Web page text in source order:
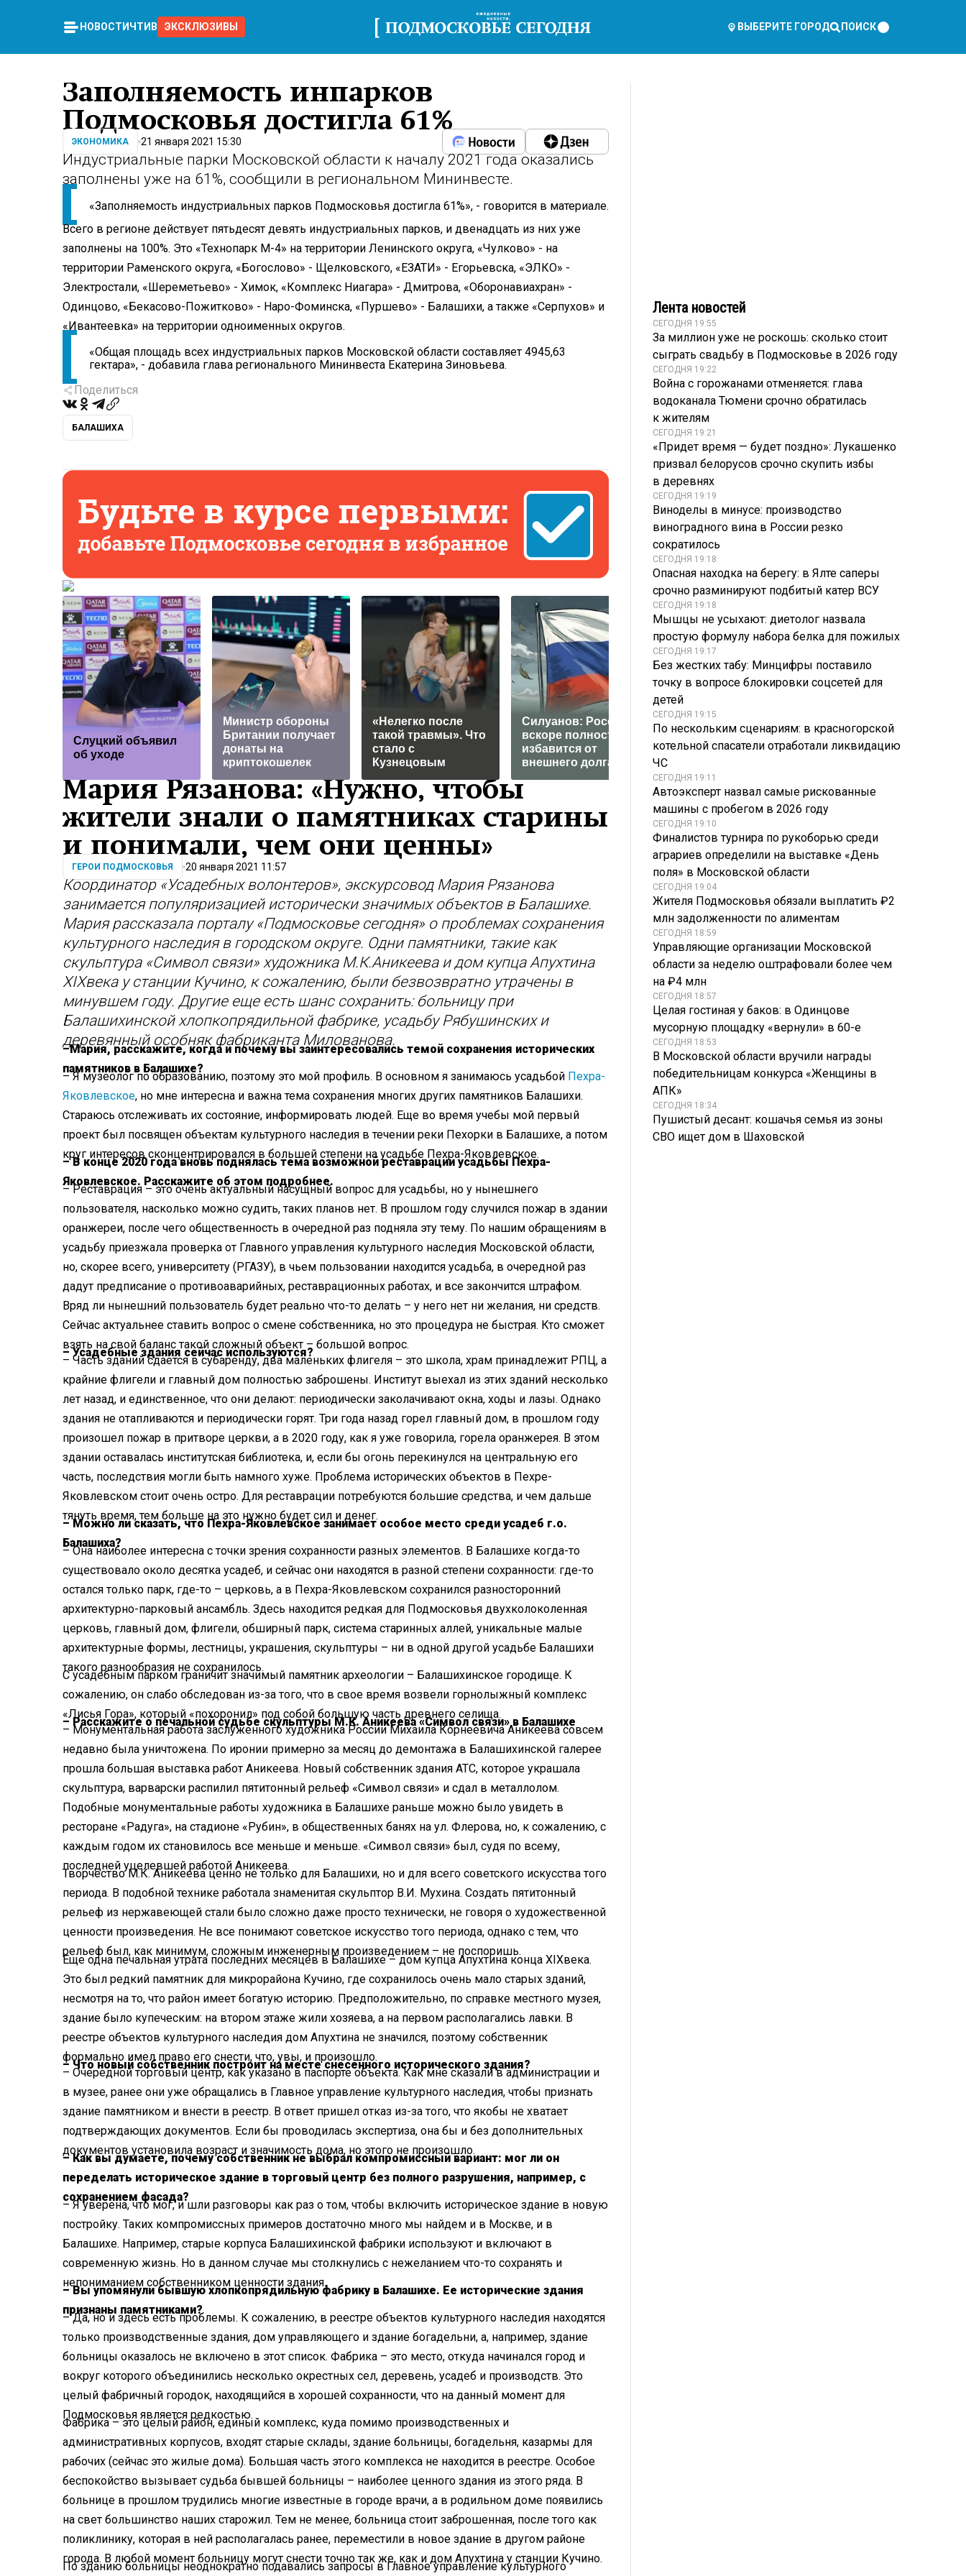
НОВОСТИ ЧТИВО ЭКСКЛЮЗИВЫ ВЫБЕРИТЕ ГОРОД ПОИСК
Заполняемость инпарков
Подмосковья достигла 61%
ЭКОНОМИКА 21 января 2021 15:30
Индустриальные парки Московской области к началу 2021 года оказались
заполнены уже на 61%, сообщили в региональном Мининвесте.
«Заполняемость индустриальных парков Подмосковья достигла 61%», - говорится в материале.
Всего в регионе действует пятьдесят девять индустриальных парков, и двенадцать из них уже
заполнены на 100%. Это «Технопарк М-4» на территории Ленинского округа, «Чулково» - на
территории Раменского округа, «Богослово» - Щелковского, «ЕЗАТИ» - Егорьевска, «ЭЛКО» -
Электростали, «Шереметьево» - Химок, «Комплекс Ниагара» - Дмитрова, «Оборонавиахран» -
Одинцово, «Бекасово-Пожитково» - Наро-Фоминска, «Пуршево» - Балашихи, а также «Серпухов» и
«Ивантеевка» на территории одноименных округов.
«Общая площадь всех индустриальных парков Московской области составляет 4945,63
гектара», - добавила глава регионального Мининвеста Екатерина Зиновьева.
Поделиться
БАЛАШИХА
Слуцкий объявил
об уходе
Министр обороны
Британии получает
донаты на
криптокошелек
«Нелегко после
такой травмы». Что
стало с
Кузнецовым
Силуанов: Россия
вскоре полностью
избавится от
внешнего долга
Запад готовит
провокации с
«лженаблюдателям
«Двуличные»:
Трамп обрушился с
критикой на
Мария Рязанова: «Нужно, чтобы
жители знали о памятниках старины
и понимали, чем они ценны»
ГЕРОИ ПОДМОСКОВЬЯ 20 января 2021 11:57
Координатор «Усадебных волонтеров», экскурсовод Мария Рязанова
занимается популяризацией исторически значимых объектов в Балашихе.
Мария рассказала порталу «Подмосковье сегодня» о проблемах сохранения
культурного наследия в городском округе. Одни памятники, такие как
скульптура «Символ связи» художника М.К.Аникеева и дом купца Апухтина
XIXвека у станции Кучино, к сожалению, были безвозвратно утрачены в
минувшем году. Другие еще есть шанс сохранить: больницу при
Балашихинской хлопкопрядильной фабрике, усадьбу Рябушинских и
деревянный особняк фабриканта Милованова.
–Мария, расскажите, когда и почему вы заинтересовались темой сохранения исторических
памятников в Балашихе?
– Я музеолог по образованию, поэтому это мой профиль. В основном я занимаюсь усадьбой Пехра-
Яковлевское, но мне интересна и важна тема сохранения многих других памятников Балашихи.
Стараюсь отслеживать их состояние, информировать людей. Еще во время учебы мой первый
проект был посвящен объектам культурного наследия в течении реки Пехорки в Балашихе, а потом
круг интересов сконцентрировался в большей степени на усадьбе Пехра-Яковлевское.
– В конце 2020 года вновь поднялась тема возможной реставрации усадьбы Пехра-
Яковлевское. Расскажите об этом подробнее.
– Реставрация – это очень актуальный насущный вопрос для усадьбы, но у нынешнего
пользователя, насколько можно судить, таких планов нет. В прошлом году случился пожар в здании
оранжереи, после чего общественность в очередной раз подняла эту тему. По нашим обращениям в
усадьбу приезжала проверка от Главного управления культурного наследия Московской области,
но, скорее всего, университету (РГАЗУ), в чьем пользовании находится усадьба, в очередной раз
дадут предписание о противоаварийных, реставрационных работах, и все закончится штрафом.
Вряд ли нынешний пользователь будет реально что-то делать – у него нет ни желания, ни средств.
Сейчас актуальнее ставить вопрос о смене собственника, но это процедура не быстрая. Кто сможет
взять на свой баланс такой сложный объект – большой вопрос.
– Усадебные здания сейчас используются?
– Часть зданий сдается в субаренду, два маленьких флигеля – это школа, храм принадлежит РПЦ, а
крайние флигели и главный дом полностью заброшены. Институт выехал из этих зданий несколько
лет назад, и единственное, что они делают: периодически заколачивают окна, ходы и лазы. Однако
здания не отапливаются и периодически горят. Три года назад горел главный дом, в прошлом году
произошел пожар в притворе церкви, а в 2020 году, как я уже говорила, горела оранжерея. В этом
здании оставалась институтская библиотека, и, если бы огонь перекинулся на центральную его
часть, последствия могли быть намного хуже. Проблема исторических объектов в Пехре-
Яковлевском стоит очень остро. Для реставрации потребуются большие средства, и чем дальше
тянуть время, тем больше на это нужно будет сил и денег.
– Можно ли сказать, что Пехра-Яковлевское занимает особое место среди усадеб г.о.
Балашиха?
– Она наиболее интересна с точки зрения сохранности разных элементов. В Балашихе когда-то
существовало около десятка усадеб, и сейчас они находятся в разной степени сохранности: где-то
остался только парк, где-то – церковь, а в Пехра-Яковлевском сохранился разносторонний
архитектурно-парковый ансамбль. Здесь находится редкая для Подмосковья двухколоколенная
церковь, главный дом, флигели, обширный парк, система старинных аллей, уникальные малые
архитектурные формы, лестницы, украшения, скульптуры – ни в одной другой усадьбе Балашихи
такого разнообразия не сохранилось.
С усадебным парком граничит значимый памятник археологии – Балашихинское городище. К
сожалению, он слабо обследован из-за того, что в свое время возвели горнолыжный комплекс
«Лисья Гора», который «похоронил» под собой большую часть древнего селища.
– Расскажите о печальной судьбе скульптуры М.К. Аникеева «Символ связи» в Балашихе
– Монументальная работа заслуженного художника России Михаила Корнеевича Аникеева совсем
недавно была уничтожена. По иронии примерно за месяц до демонтажа в Балашихинской галерее
прошла большая выставка работ Аникеева. Новый собственник здания АТС, которое украшала
скульптура, варварски распилил пятитонный рельеф «Символ связи» и сдал в металлолом.
Подобные монументальные работы художника в Балашихе раньше можно было увидеть в
ресторане «Радуга», на стадионе «Рубин», в общественных банях на ул. Флерова, но, к сожалению, с
каждым годом их становилось все меньше и меньше. «Символ связи» был, судя по всему,
последней уцелевшей работой Аникеева.
Творчество М.К. Аникеева ценно не только для Балашихи, но и для всего советского искусства того
периода. В подобной технике работала знаменитая скульптор В.И. Мухина. Создать пятитонный
рельеф из нержавеющей стали было сложно даже просто технически, не говоря о художественной
ценности произведения. Не все понимают советское искусство того периода, однако с тем, что
рельеф был, как минимум, сложным инженерным произведением – не поспоришь.
Еще одна печальная утрата последних месяцев в Балашихе – дом купца Апухтина конца XIXвека.
Это был редкий памятник для микрорайона Кучино, где сохранилось очень мало старых зданий,
несмотря на то, что район имеет богатую историю. Предположительно, по справке местного музея,
здание было купеческим: на втором этаже жили хозяева, а на первом располагались лавки. В
реестре объектов культурного наследия дом Апухтина не значился, поэтому собственник
формально имел право его снести, что, увы, и произошло.
– Что новый собственник построит на месте снесенного исторического здания?
– Очередной торговый центр, как указано в паспорте объекта. Как мне сказали в администрации и
в музее, ранее они уже обращались в Главное управление культурного наследия, чтобы признать
здание памятником и внести в реестр. В ответ пришел отказ из-за того, что якобы не хватает
подтверждающих документов. Если бы проводилась экспертиза, она бы и без дополнительных
документов установила возраст и значимость дома, но этого не произошло.
– Как вы думаете, почему собственник не выбрал компромиссный вариант: мог ли он
переделать историческое здание в торговый центр без полного разрушения, например, с
сохранением фасада?
– Я уверена, что мог, и шли разговоры как раз о том, чтобы включить историческое здание в новую
постройку. Таких компромиссных примеров достаточно много мы найдем и в Москве, и в
Балашихе. Например, старые корпуса Балашихинской фабрики используют и включают в
современную жизнь. Но в данном случае мы столкнулись с нежеланием что-то сохранять и
непониманием собственником ценности здания.
– Вы упомянули бывшую хлопкопрядильную фабрику в Балашихе. Ее исторические здания
признаны памятниками?
– Да, но и здесь есть проблемы. К сожалению, в реестре объектов культурного наследия находятся
только производственные здания, дом управляющего и здание богадельни, а, например, здание
больницы оказалось не включено в этот список. Фабрика – это место, откуда начинался город и
вокруг которого объединились несколько окрестных сел, деревень, усадеб и производств. Это
целый фабричный городок, находящийся в хорошей сохранности, что на данный момент для
Подмосковья является редкостью.
Фабрика – это целый район, единый комплекс, куда помимо производственных и
административных корпусов, входят старые склады, здание больницы, богадельня, казармы для
рабочих (сейчас это жилые дома). Большая часть этого комплекса не находится в реестре. Особое
беспокойство вызывает судьба бывшей больницы – наиболее ценного здания из этого ряда. В
больнице в прошлом трудились многие известные в городе врачи, а в родильном доме появились
на свет большинство наших старожил. Тем не менее, больница стоит заброшенная, после того как
поликлинику, которая в ней располагалась ранее, переместили в новое здание в другом районе
города. В любой момент больницу могут снести точно так же, как и дом Апухтина у станции Кучино.
По зданию больницы неоднократно подавались запросы в Главное управление культурного
Лента новостей
СЕГОДНЯ 19:55
За миллион уже не роскошь: сколько стоит
сыграть свадьбу в Подмосковье в 2026 году
СЕГОДНЯ 19:22
Война с горожанами отменяется: глава
водоканала Тюмени срочно обратилась
к жителям
СЕГОДНЯ 19:21
«Придет время — будет поздно»: Лукашенко
призвал белорусов срочно скупить избы
в деревнях
СЕГОДНЯ 19:19
Виноделы в минусе: производство
виноградного вина в России резко
сократилось
СЕГОДНЯ 19:18
Опасная находка на берегу: в Ялте саперы
срочно разминируют подбитый катер ВСУ
СЕГОДНЯ 19:18
Мышцы не усыхают: диетолог назвала
простую формулу набора белка для пожилых
СЕГОДНЯ 19:17
Без жестких табу: Минцифры поставило
точку в вопросе блокировки соцсетей для
детей
СЕГОДНЯ 19:15
По нескольким сценариям: в красногорской
котельной спасатели отработали ликвидацию
ЧС
СЕГОДНЯ 19:11
Автоэксперт назвал самые рискованные
машины с пробегом в 2026 году
СЕГОДНЯ 19:10
Финалистов турнира по рукоборью среди
аграриев определили на выставке «День
поля» в Московской области
СЕГОДНЯ 19:04
Жителя Подмосковья обязали выплатить ₽2
млн задолженности по алиментам
СЕГОДНЯ 18:59
Управляющие организации Московской
области за неделю оштрафовали более чем
на ₽4 млн
СЕГОДНЯ 18:57
Целая гостиная у баков: в Одинцове
мусорную площадку «вернули» в 60-е
СЕГОДНЯ 18:53
В Московской области вручили награды
победительницам конкурса «Женщины в
АПК»
СЕГОДНЯ 18:34
Пушистый десант: кошачья семья из зоны
СВО ищет дом в Шаховской